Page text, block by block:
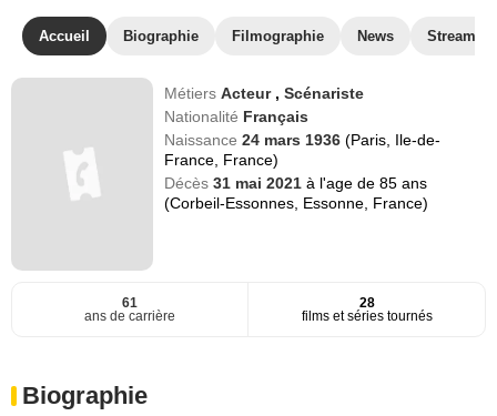
Accueil Biographie Filmographie News Streaming
MétiersActeur ,Scénariste
Nationalité Français
Naissance24 mars 1936(Paris, Ile-de-
France, France)
Décès31 mai 2021à l'age de 85 ans
(Corbeil-Essonnes, Essonne, France)
61
ans de carrière
28
films et séries tournés
Biographie